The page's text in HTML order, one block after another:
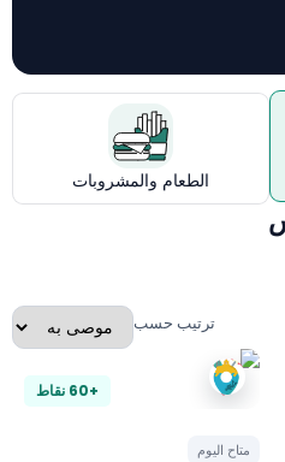
الطعام والمشروبات
ترتيب حسب
متاح اليوم